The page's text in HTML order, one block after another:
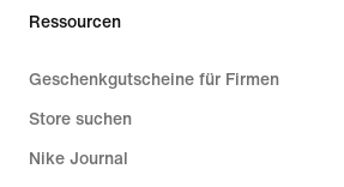
Ressourcen
Geschenkgutscheine für Firmen
Store suchen
Nike Journal